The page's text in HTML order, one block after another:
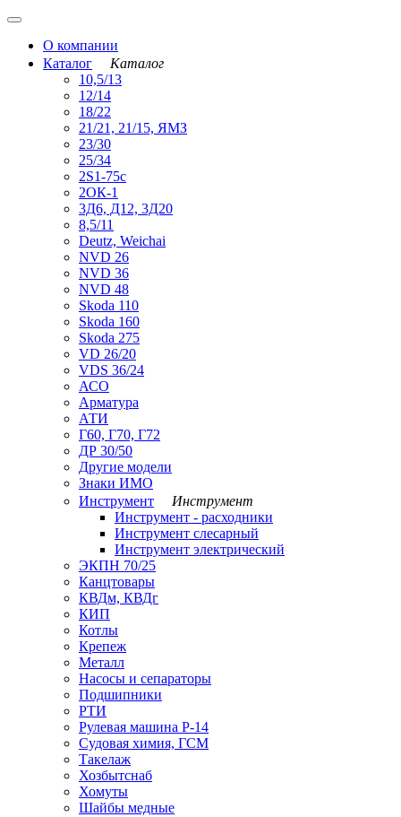
О компании
Каталог
Каталог
10,5/13
12/14
18/22
21/21, 21/15, ЯМЗ
23/30
25/34
2S1-75с
2ОК-1
3Д6, Д12, 3Д20
8,5/11
Deutz, Weichai
NVD 26
NVD 36
NVD 48
Skoda 110
Skoda 160
Skoda 275
VD 26/20
VDS 36/24
АСО
Арматура
АТИ
Г60, Г70, Г72
ДР 30/50
Другие модели
Знаки ИМО
Инструмент
Инструмент
Инструмент - расходники
Инструмент слесарный
Инструмент электрический
ЭКПН 70/25
Канцтовары
КВДм, КВДг
КИП
Котлы
Крепеж
Металл
Насосы и сепараторы
Подшипники
РТИ
Рулевая машина Р-14
Судовая химия, ГСМ
Такелаж
Хозбытснаб
Хомуты
Шайбы медные